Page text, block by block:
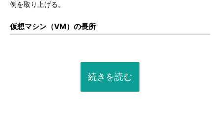
例を取り上げる。
仮想マシン（VM）の長所
続きを読む